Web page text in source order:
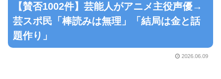
【賛否1002件】芸能人がアニメ主役声優→
芸スポ民「棒読みは無理」「結局は金と話
題作り」
2026.06.09